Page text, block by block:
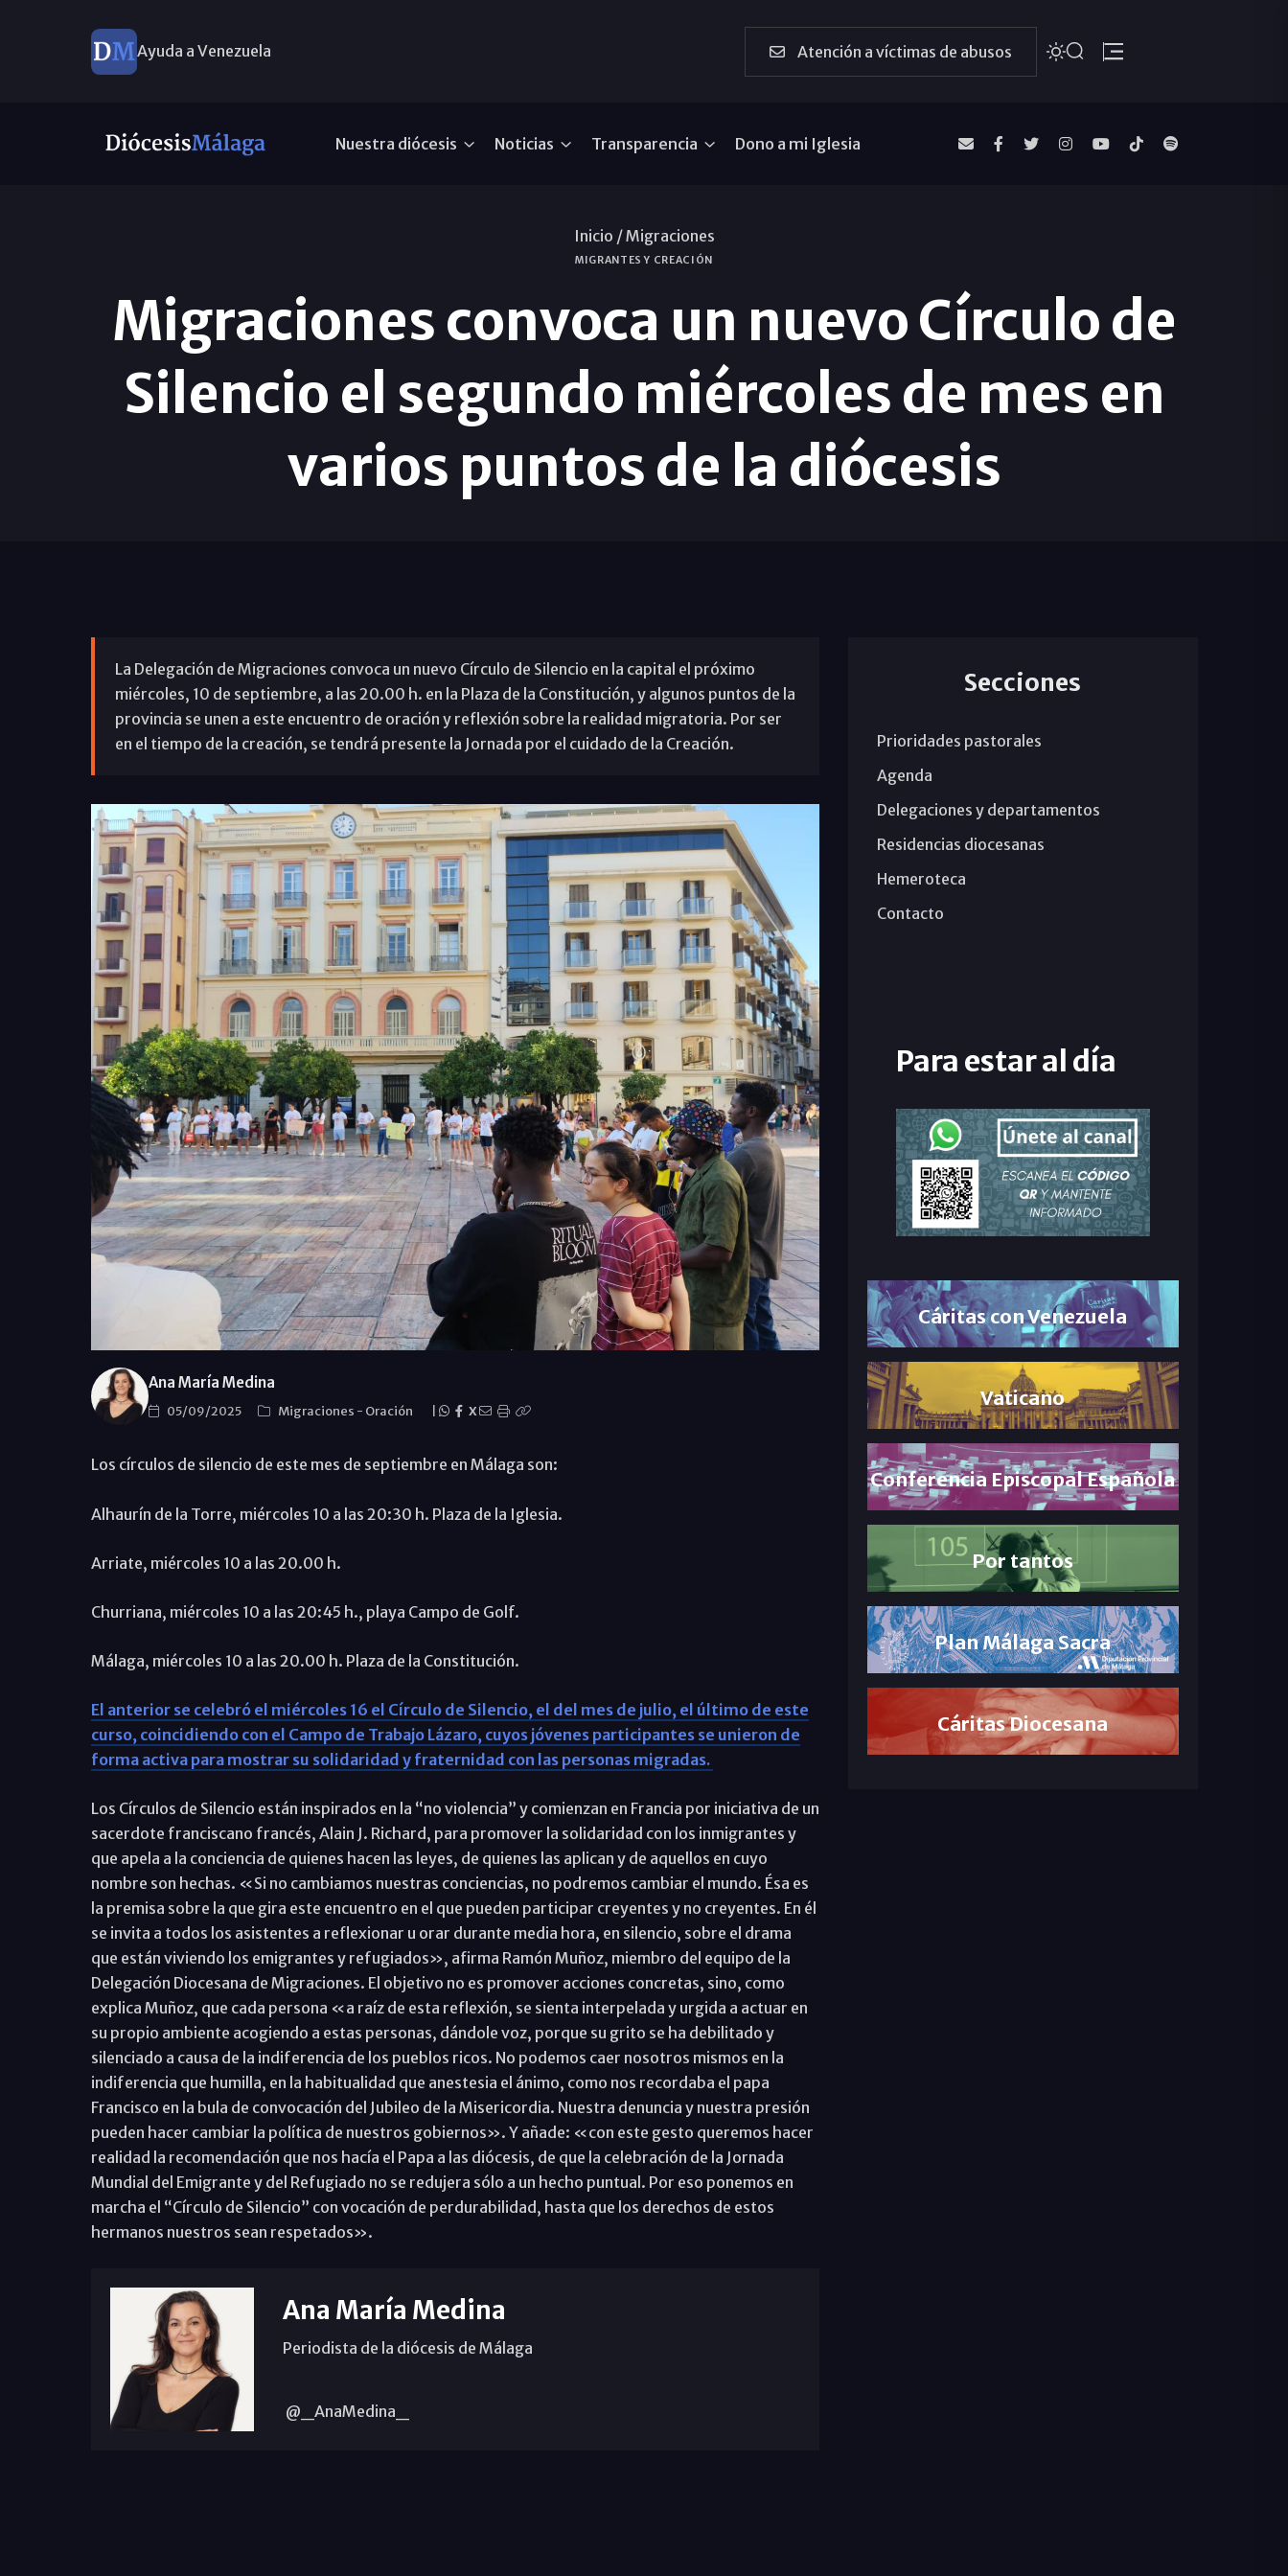
Ayuda a Venezuela Atención a víctimas de abusos
Nuestra diócesis Noticias Transparencia Dono a mi Iglesia
Inicio /Migraciones
MIGRANTES Y CREACIÓN
Migraciones convoca un nuevo Círculo de
Silencio el segundo miércoles de mes en
varios puntos de la diócesis
La Delegación de Migraciones convoca un nuevo Círculo de Silencio en la capital el próximo
miércoles, 10 de septiembre, a las 20.00 h. en la Plaza de la Constitución, y algunos puntos de la
provincia se unen a este encuentro de oración y reflexión sobre la realidad migratoria. Por ser
en el tiempo de la creación, se tendrá presente la Jornada por el cuidado de la Creación.
Ana María Medina
05/09/2025 Migraciones - Oración X
Los círculos de silencio de este mes de septiembre en Málaga son:
Alhaurín de la Torre, miércoles 10 a las 20:30 h. Plaza de la Iglesia.
Arriate, miércoles 10 a las 20.00 h.
Churriana, miércoles 10 a las 20:45 h., playa Campo de Golf.
Málaga, miércoles 10 a las 20.00 h. Plaza de la Constitución.
El anterior se celebró el miércoles 16 el Círculo de Silencio, el del mes de julio, el último de este
curso, coincidiendo con el Campo de Trabajo Lázaro, cuyos jóvenes participantes se unieron de
forma activa para mostrar su solidaridad y fraternidad con las personas migradas.
Los Círculos de Silencio están inspirados en la “no violencia” y comienzan en Francia por iniciativa de un
sacerdote franciscano francés, Alain J. Richard, para promover la solidaridad con los inmigrantes y
que apela a la conciencia de quienes hacen las leyes, de quienes las aplican y de aquellos en cuyo
nombre son hechas. «Si no cambiamos nuestras conciencias, no podremos cambiar el mundo. Ésa es
la premisa sobre la que gira este encuentro en el que pueden participar creyentes y no creyentes. En él
se invita a todos los asistentes a reflexionar u orar durante media hora, en silencio, sobre el drama
que están viviendo los emigrantes y refugiados», afirma Ramón Muñoz, miembro del equipo de la
Delegación Diocesana de Migraciones. El objetivo no es promover acciones concretas, sino, como
explica Muñoz, que cada persona «a raíz de esta reflexión, se sienta interpelada y urgida a actuar en
su propio ambiente acogiendo a estas personas, dándole voz, porque su grito se ha debilitado y
silenciado a causa de la indiferencia de los pueblos ricos. No podemos caer nosotros mismos en la
indiferencia que humilla, en la habitualidad que anestesia el ánimo, como nos recordaba el papa
Francisco en la bula de convocación del Jubileo de la Misericordia. Nuestra denuncia y nuestra presión
pueden hacer cambiar la política de nuestros gobiernos». Y añade: «con este gesto queremos hacer
realidad la recomendación que nos hacía el Papa a las diócesis, de que la celebración de la Jornada
Mundial del Emigrante y del Refugiado no se redujera sólo a un hecho puntual. Por eso ponemos en
marcha el “Círculo de Silencio” con vocación de perdurabilidad, hasta que los derechos de estos
hermanos nuestros sean respetados».
Ana María Medina
Periodista de la diócesis de Málaga
@_AnaMedina_
Secciones
Prioridades pastorales
Agenda
Delegaciones y departamentos
Residencias diocesanas
Hemeroteca
Contacto
Para estar al día
Cáritas con Venezuela
Vaticano
Conferencia Episcopal Española
Por tantos
Plan Málaga Sacra
Cáritas Diocesana